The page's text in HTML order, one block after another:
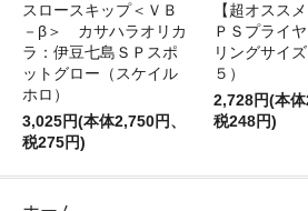
スロースキップ＜ＶＢ
－β＞ カサハラオリカ
ラ：伊豆七島ＳＰスポ
ットグロー（スケイル
ホロ）
3,025円(本体2,750円、
税275円)
【超オスス
ＰＳプライ
リングサイ
５）
2,728円(本体
税248円)